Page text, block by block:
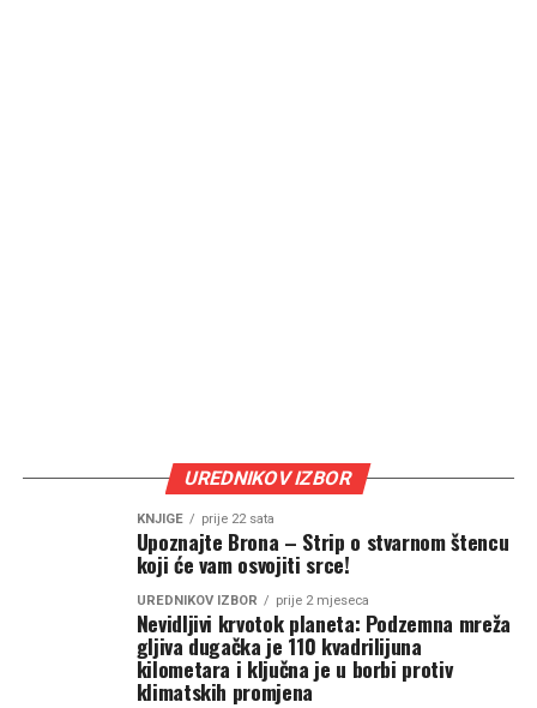
UREDNIKOV IZBOR
KNJIGE prije 22 sata
Upoznajte Brona – Strip o stvarnom štencu
koji će vam osvojiti srce!
UREDNIKOV IZBOR prije 2 mjeseca
Nevidljivi krvotok planeta: Podzemna mreža
gljiva dugačka je 110 kvadrilijuna
kilometara i ključna je u borbi protiv
klimatskih promjena